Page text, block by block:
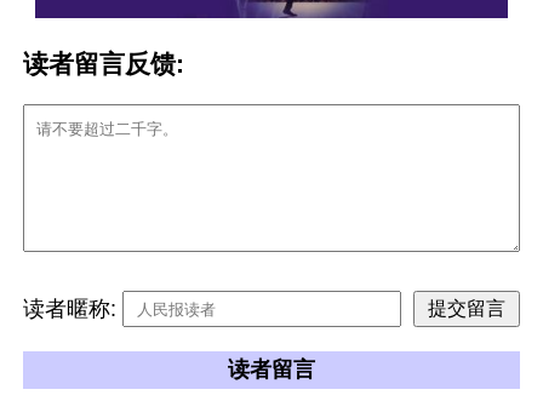
读者留言反馈:
读者暱称:
读者留言